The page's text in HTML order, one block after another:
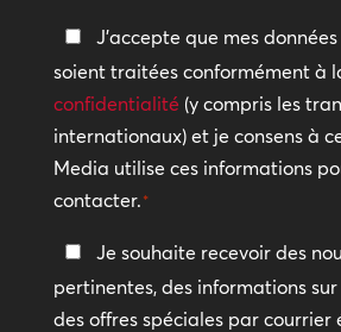
Politique
de
confidentialité
*
J'accepte que mes
soient traitées conformément à
confidentialité (y compris les
internationaux) et je consens à
Media utilise ces informations
contacter.*
Restez
en
contact
Je souhaite recevoir des
pertinentes, des informations
des offres spéciales par courrier